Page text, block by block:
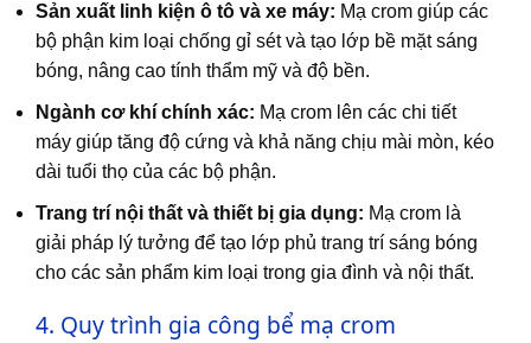
Sản xuất linh kiện ô tô và xe máy: Mạ crom giúp các
bộ phận kim loại chống gỉ sét và tạo lớp bề mặt sáng
bóng, nâng cao tính thẩm mỹ và độ bền.
Ngành cơ khí chính xác: Mạ crom lên các chi tiết
máy giúp tăng độ cứng và khả năng chịu mài mòn, kéo
dài tuổi thọ của các bộ phận.
Trang trí nội thất và thiết bị gia dụng: Mạ crom là
giải pháp lý tưởng để tạo lớp phủ trang trí sáng bóng
cho các sản phẩm kim loại trong gia đình và nội thất.
4. Quy trình gia công bể mạ crom